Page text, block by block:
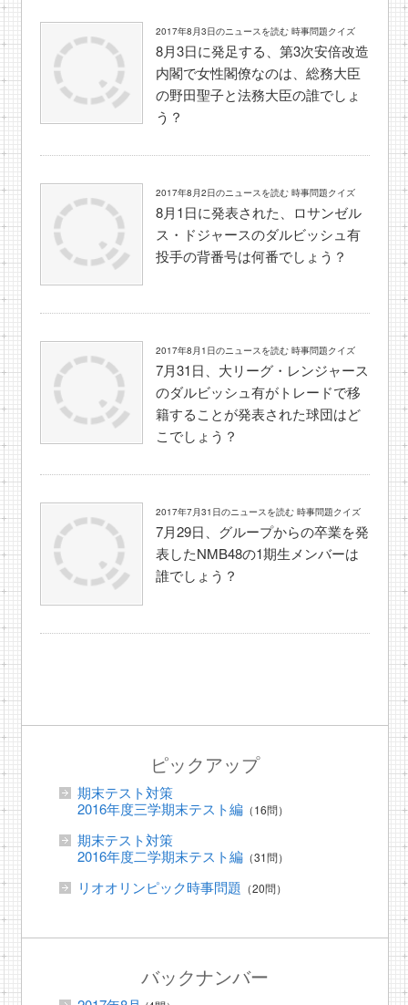
2017年8月3日のニュースを読む 時事問題クイズ
8月3日に発足する、第3次安倍改造
内閣で女性閣僚なのは、総務大臣
の野田聖子と法務大臣の誰でしょ
う？
2017年8月2日のニュースを読む 時事問題クイズ
8月1日に発表された、ロサンゼル
ス・ドジャースのダルビッシュ有
投手の背番号は何番でしょう？
2017年8月1日のニュースを読む 時事問題クイズ
7月31日、大リーグ・レンジャース
のダルビッシュ有がトレードで移
籍することが発表された球団はど
こでしょう？
2017年7月31日のニュースを読む 時事問題クイズ
7月29日、グループからの卒業を発
表したNMB48の1期生メンバーは
誰でしょう？
ピックアップ
期末テスト対策
2016年度三学期末テスト編（16問）
期末テスト対策
2016年度二学期末テスト編（31問）
リオオリンピック時事問題 （20問）
バックナンバー